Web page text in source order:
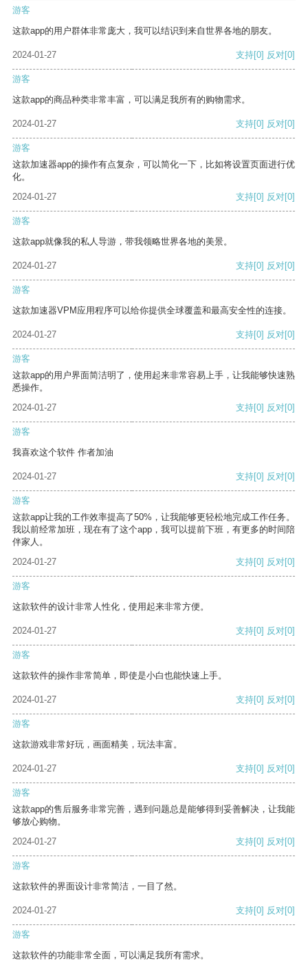
游客
这款app的用户群体非常庞大，我可以结识到来自世界各地的朋友。
2024-01-27 支持[0] 反对[0]
游客
这款app的商品种类非常丰富，可以满足我所有的购物需求。
2024-01-27 支持[0] 反对[0]
游客
这款加速器app的操作有点复杂，可以简化一下，比如将设置页面进行优
化。
2024-01-27
支持[0] 反对[0]
游客
这款app就像我的私人导游，带我领略世界各地的美景。
2024-01-27 支持[0] 反对[0]
游客
这款加速器VPM应用程序可以给你提供全球覆盖和最高安全性的连接。
2024-01-27 支持[0] 反对[0]
游客
这款app的用户界面简洁明了，使用起来非常容易上手，让我能够快速熟
悉操作。
2024-01-27
支持[0] 反对[0]
游客
我喜欢这个软件 作者加油
2024-01-27 支持[0] 反对[0]
游客
这款app让我的工作效率提高了50%，让我能够更轻松地完成工作任务。
我以前经常加班，现在有了这个app，我可以提前下班，有更多的时间陪
伴家人。
2024-01-27
支持[0] 反对[0]
游客
这款软件的设计非常人性化，使用起来非常方便。
2024-01-27 支持[0] 反对[0]
游客
这款软件的操作非常简单，即使是小白也能快速上手。
2024-01-27 支持[0] 反对[0]
游客
这款游戏非常好玩，画面精美，玩法丰富。
2024-01-27 支持[0] 反对[0]
游客
这款app的售后服务非常完善，遇到问题总是能够得到妥善解决，让我能
够放心购物。
2024-01-27
支持[0] 反对[0]
游客
这款软件的界面设计非常简洁，一目了然。
2024-01-27 支持[0] 反对[0]
游客
这款软件的功能非常全面，可以满足我所有需求。